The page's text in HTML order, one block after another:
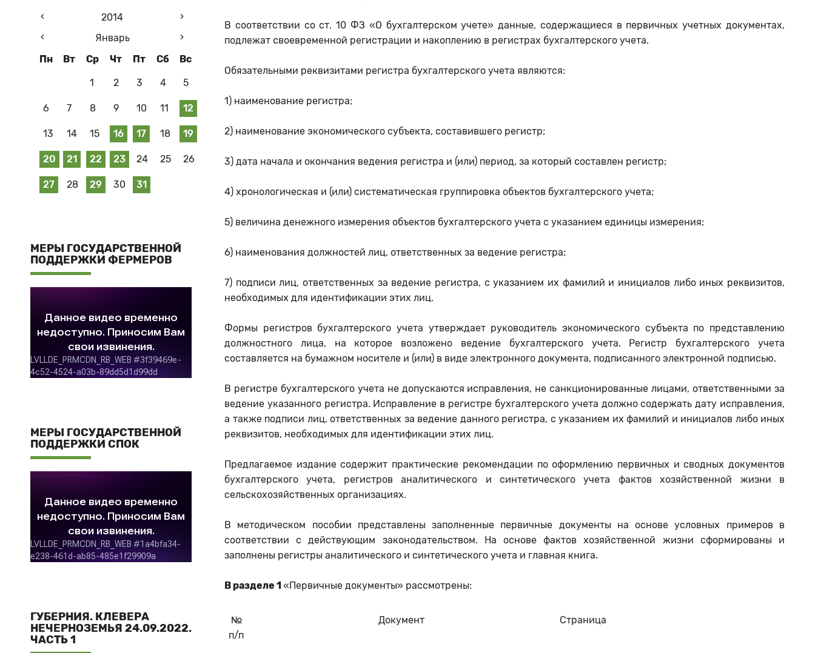
2014
Январь
Пн
Вт Ср Чт Пт Сб Вс
1 2 3 4 5
6 7 8 9 10 11 12
13 14 15 16 17 18 19
20 21 22 23 24 25 26
27 28 29 30 31
МЕРЫ ГОСУДАРСТВЕННОЙ
ПОДДЕРЖКИ ФЕРМЕРОВ
МЕРЫ ГОСУДАРСТВЕННОЙ
ПОДДЕРЖКИ СПОК
ГУБЕРНИЯ. КЛЕВЕРА
НЕЧЕРНОЗЕМЬЯ 24.09.2022.
ЧАСТЬ 1
В соответствии со ст. 10 ФЗ «О бухгалтерском учете» данные, содержащиеся в первичных учетных документах,
подлежат своевременной регистрации и накоплению в регистрах бухгалтерского учета.
Обязательными реквизитами регистра бухгалтерского учета являются:
1) наименование регистра;
2) наименование экономического субъекта, составившего регистр;
3) дата начала и окончания ведения регистра и (или) период, за который составлен регистр;
4) хронологическая и (или) систематическая группировка объектов бухгалтерского учета;
5) величина денежного измерения объектов бухгалтерского учета с указанием единицы измерения;
6) наименования должностей лиц, ответственных за ведение регистра;
7) подписи лиц, ответственных за ведение регистра, с указанием их фамилий и инициалов либо иных реквизитов,
необходимых для идентификации этих лиц.
Формы регистров бухгалтерского учета утверждает руководитель экономического субъекта по представлению
должностного лица, на которое возложено ведение бухгалтерского учета. Регистр бухгалтерского учета
составляется на бумажном носителе и (или) в виде электронного документа, подписанного электронной подписью.
В регистре бухгалтерского учета не допускаются исправления, не санкционированные лицами, ответственными за
ведение указанного регистра. Исправление в регистре бухгалтерского учета должно содержать дату исправления,
а также подписи лиц, ответственных за ведение данного регистра, с указанием их фамилий и инициалов либо иных
реквизитов, необходимых для идентификации этих лиц.
Предлагаемое издание содержит практические рекомендации по оформлению первичных и сводных документов
бухгалтерского учета, регистров аналитического и синтетического учета фактов хозяйственной жизни в
сельскохозяйственных организациях.
В методическом пособии представлены заполненные первичные документы на основе условных примеров в
соответствии с действующим законодательством. На основе фактов хозяйственной жизни сформированы и
заполнены регистры аналитического и синтетического учета и главная книга.
В разделе 1 «Первичные документы» рассмотрены:
№
п/п
Документ Страница